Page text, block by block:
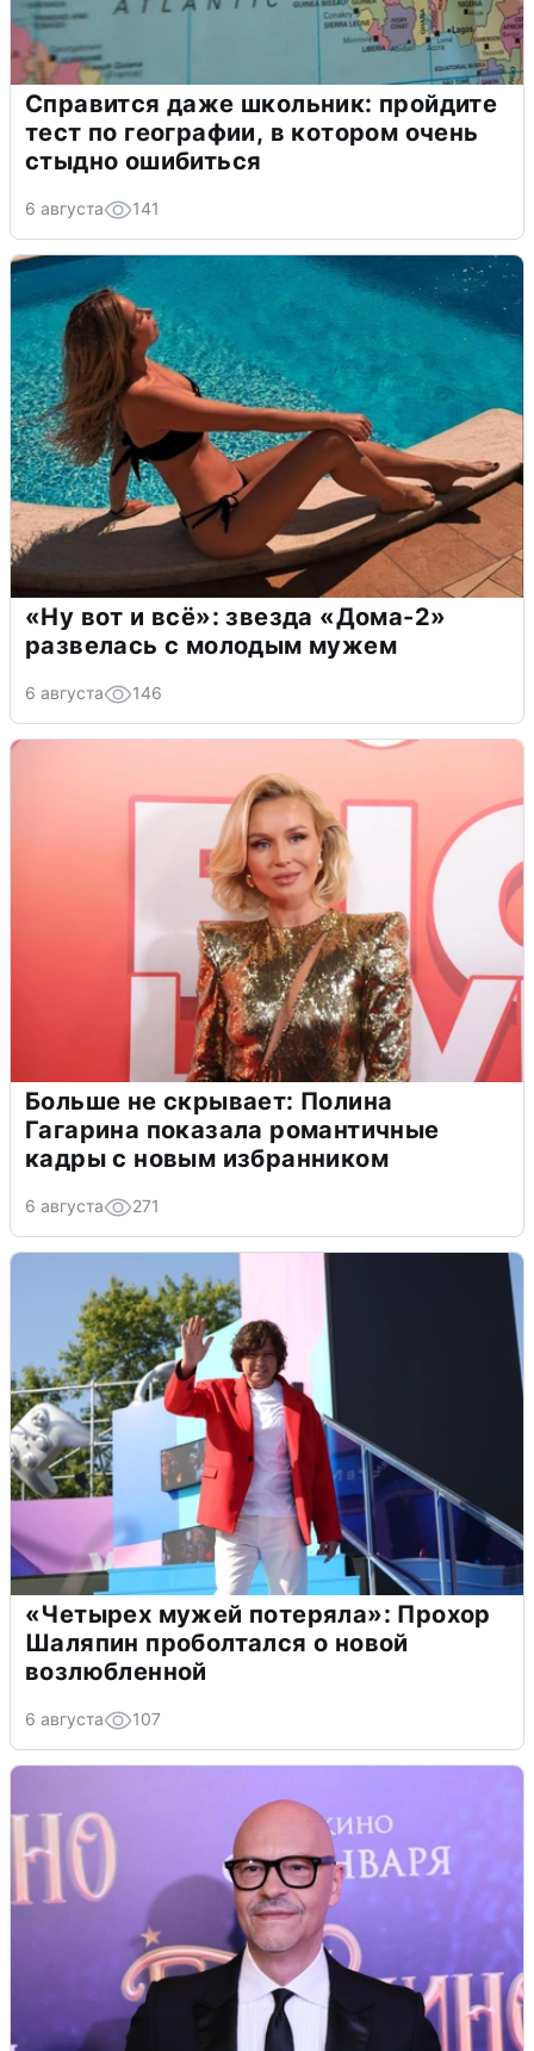
Справится даже школьник: пройдите
тест по географии, в котором очень
стыдно ошибиться
6 августа 141
«Ну вот и всё»: звезда «Дома-2»
развелась с молодым мужем
6 августа 146
Больше не скрывает: Полина
Гагарина показала романтичные
кадры с новым избранником
6 августа 271
«Четырех мужей потеряла»: Прохор
Шаляпин проболтался о новой
возлюбленной
6 августа 107